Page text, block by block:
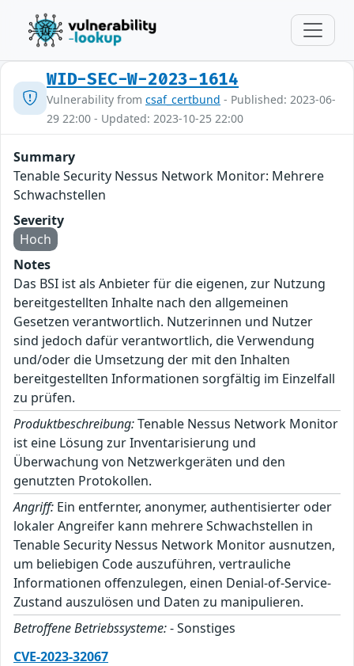
WID-SEC-W-2023-1614
Vulnerability from csaf_certbund - Published: 2023-06-
29 22:00 - Updated: 2023-10-25 22:00
Summary
Tenable Security Nessus Network Monitor: Mehrere
Schwachstellen
Severity
Hoch
Notes
Das BSI ist als Anbieter für die eigenen, zur Nutzung
bereitgestellten Inhalte nach den allgemeinen
Gesetzen verantwortlich. Nutzerinnen und Nutzer
sind jedoch dafür verantwortlich, die Verwendung
und/oder die Umsetzung der mit den Inhalten
bereitgestellten Informationen sorgfältig im Einzelfall
zu prüfen.
Produktbeschreibung:Tenable Nessus Network Monitor
ist eine Lösung zur Inventarisierung und
Überwachung von Netzwerkgeräten und den
genutzten Protokollen.
Angriff: Ein entfernter, anonymer, authentisierter oder
lokaler Angreifer kann mehrere Schwachstellen in
Tenable Security Nessus Network Monitor ausnutzen,
um beliebigen Code auszuführen, vertrauliche
Informationen offenzulegen, einen Denial-of-Service-
Zustand auszulösen und Daten zu manipulieren.
Betroffene Betriebssysteme:- Sonstiges
CVE-2023-32067